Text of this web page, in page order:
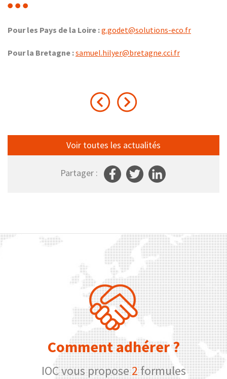
Pour les Pays de la Loire :g.godet@solutions-eco.fr
Pour la Bretagne :samuel.hilyer@bretagne.cci.fr
Voir toutes les actualités
Partager :
Comment adhérer ?
IOC vous propose 2 formules